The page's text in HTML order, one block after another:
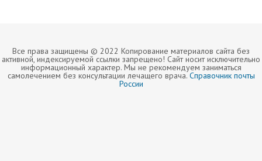
Все права защищены © 2022 Копирование материалов сайта без
активной, индексируемой ссылки запрещено! Сайт носит исключительно
информационный характер. Мы не рекомендуем заниматься
самолечением без консультации лечащего врача.Справочник почты
России